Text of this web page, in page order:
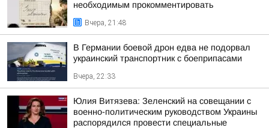
необходимым прокомментировать
Вчера, 21:48
В Германии боевой дрон едва не подорвал
украинский транспортник с боеприпасами
Вчера, 22:33
Юлия Витязева: Зеленский на совещании с
военно-политическим руководством Украины
распорядился провести специальные